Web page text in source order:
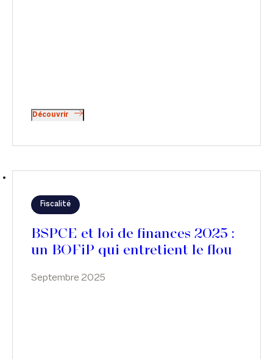
Découvrir
Fiscalité
Septembre 2025
BSPCE et loi de finances 2025 :
un BOFiP qui entretient le flou